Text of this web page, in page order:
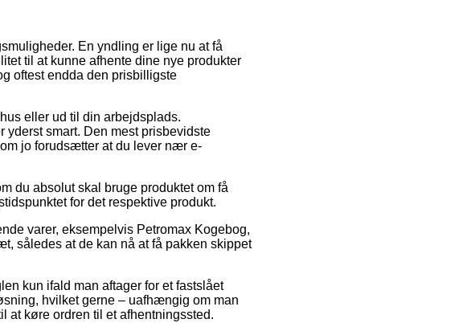
En yndling er lige nu at få
til at kunne afhente dine nye produkter
oftest endda den prisbilligste
eller ud til din arbejdsplads.
yderst smart. Den mest prisbevidste
jo forudsætter at du lever nær e-
du absolut skal bruge produktet om få
for det respektive produkt.
varer, eksempelvis Petromax Kogebog,
således at de kan nå at få pakken skippet
kun ifald man aftager for et fastslået
hvilket gerne – uafhængig om man
at køre ordren til et afhentningssted.